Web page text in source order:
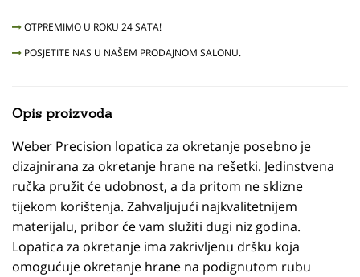
OTPREMIMO U ROKU 24 SATA!
POSJETITE NAS U NAŠEM PRODAJNOM SALONU.
Opis proizvoda
Weber Precision lopatica za okretanje posebno je
dizajnirana za okretanje hrane na rešetki. Jedinstvena
ručka pružit će udobnost, a da pritom ne sklizne
tijekom korištenja. Zahvaljujući najkvalitetnijem
materijalu, pribor će vam služiti dugi niz godina.
Lopatica za okretanje ima zakrivljenu dršku koja
omogućuje okretanje hrane na podignutom rubu